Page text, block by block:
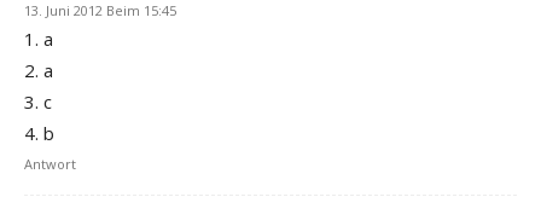
13. Juni 2012 Beim 15:45
1. a
2. a
3. c
4. b
Antwort